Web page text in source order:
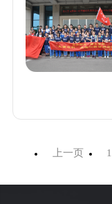
上一页 1